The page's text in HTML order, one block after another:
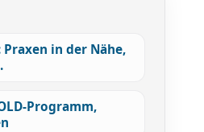
in der Nähe,
Programm,